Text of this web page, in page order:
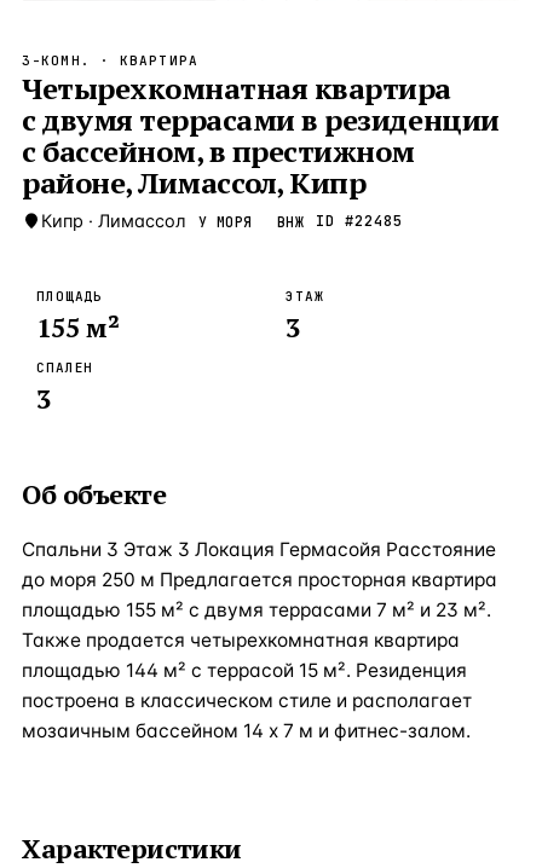
Новороссийск —Локация
Стамбул —Локация Турция · 2
Анталия — Локация
ЧАСТО ИЩУТ
ВСЕ НАПРАВЛЕНИЯ →
3-КОМН. · КВАРТИРА
Четырехкомнатная квартира
с двумя террасами в резиденции
с бассейном, в престижном
районе, Лимассол, Кипр
Кипр · Лимассол У МОРЯ ВНЖ ID #22485
ПЛОЩАДЬ
155 м²
ЭТАЖ
3
СПАЛЕН
3
Об объекте
Спальни 3 Этаж 3 Локация Гермасойя Расстояние
до моря 250 м Предлагается просторная квартира
площадью 155 м² с двумя террасами 7 м² и 23 м².
Также продается четырехкомнатная квартира
площадью 144 м² с террасой 15 м². Резиденция
построена в классическом стиле и располагает
мозаичным бассейном 14 х 7 м и фитнес-залом.
Характеристики